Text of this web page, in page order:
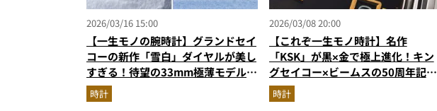
2026/03/16 15:00
【一生モノの腕時計】グランドセイ
コーの新作「雪白」ダイヤルが美し
すぎる！待望の33mm極薄モデルが
登場
時計
2026/03/08 20:00
【これぞ一生モノ時計】名作
「KSK」が黒×金で極上進化！キン
グセイコー×ビームスの50周年記念
時計は世界限定300本
時計